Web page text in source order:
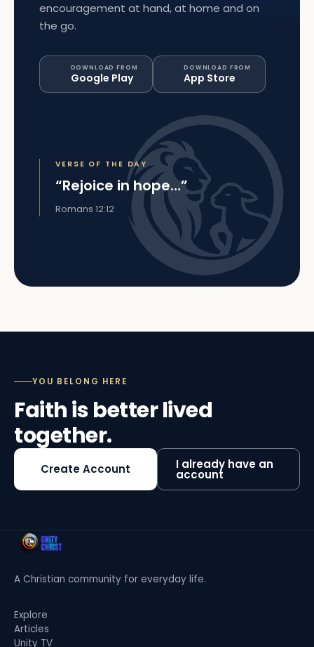
encouragement at hand, at home and on
the go.
DOWNLOAD FROM
Google Play
DOWNLOAD FROM
App Store
VERSE OF THE DAY
“Rejoice in hope…”
Romans 12:12
YOU BELONG HERE
Faith is better lived
together.
Create Account I already have an
account
A Christian community for everyday life.
Explore
Articles
Unity TV